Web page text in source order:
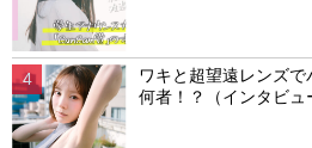
ワキと超望遠レンズ
何者！？（インタビュ